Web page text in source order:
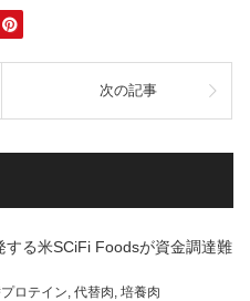
次の記事
する米SCiFi Foodsが資金調達難
ロテイン, 代替肉, 培養肉